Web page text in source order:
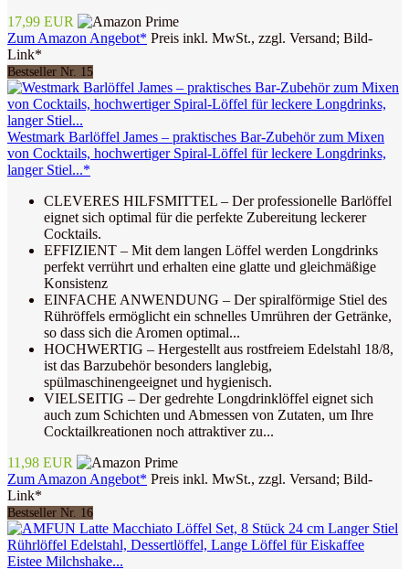
17,99 EUR
Zum Amazon Angebot* Preis inkl. MwSt., zzgl. Versand; Bild-
Link*
Bestseller Nr. 15
Westmark Barlöffel James – praktisches Bar-Zubehör zum Mixen
von Cocktails, hochwertiger Spiral-Löffel für leckere Longdrinks,
langer Stiel...*
CLEVERES HILFSMITTEL – Der professionelle Barlöffel
eignet sich optimal für die perfekte Zubereitung leckerer
Cocktails.
EFFIZIENT – Mit dem langen Löffel werden Longdrinks
perfekt verrührt und erhalten eine glatte und gleichmäßige
Konsistenz
EINFACHE ANWENDUNG – Der spiralförmige Stiel des
Rühröffels ermöglicht ein schnelles Umrühren der Getränke,
so dass sich die Aromen optimal...
HOCHWERTIG – Hergestellt aus rostfreiem Edelstahl 18/8,
ist das Barzubehör besonders langlebig,
spülmaschinengeeignet und hygienisch.
VIELSEITIG – Der gedrehte Longdrinklöffel eignet sich
auch zum Schichten und Abmessen von Zutaten, um Ihre
Cocktailkreationen noch attraktiver zu...
11,98 EUR
Zum Amazon Angebot* Preis inkl. MwSt., zzgl. Versand; Bild-
Link*
Bestseller Nr. 16